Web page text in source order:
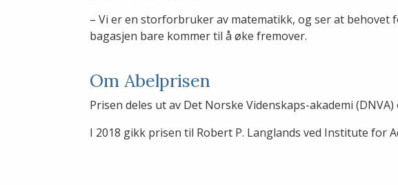
– Vi er en storforbruker av matematikk, og ser at behovet
bagasjen bare kommer til å øke fremover.
Om Abelprisen
Prisen deles ut av Det Norske Videnskaps-akademi
I 2018 gikk prisen til Robert P. Langlands ved Institute for